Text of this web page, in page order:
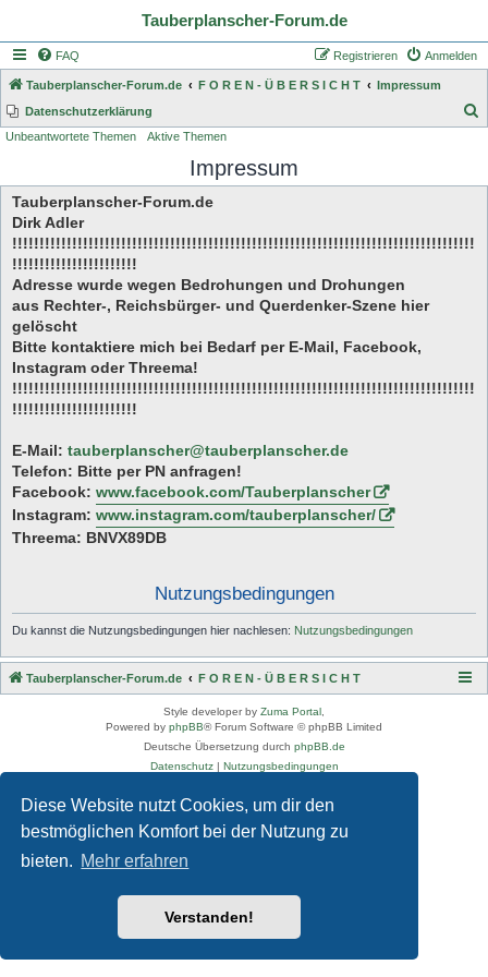
Diese Website nutzt Cookies, um dir den
bestmöglichen Komfort bei der Nutzung zu
bieten. Mehr erfahren
Verstanden!
Tauberplanscher-Forum.de
FAQ Anmelden
Registrieren
Tauberplanscher-Forum.de F O R E N - Ü B E R S I C H T
Impressum
Datenschutzerklärung
h
Unbeantwortete Themen Aktive Themen
Impressum
Tauberplanscher-Forum.de
Dirk Adler
!!!!!!!!!!!!!!!!!!!!!!!!!!!!!!!!!!!!!!!!!!!!!!!!!!!!!!!!!!!!!!!!!!!!!!!!!!!!!!!!!!!!!
!!!!!!!!!!!!!!!!!!!!!!!
Adresse wurde wegen Bedrohungen und Drohungen
aus Rechter-, Reichsbürger- und Querdenker-Szene hier
gelöscht
Bitte kontaktiere mich bei Bedarf per E-Mail, Facebook,
Instagram oder Threema!
!!!!!!!!!!!!!!!!!!!!!!!!!!!!!!!!!!!!!!!!!!!!!!!!!!!!!!!!!!!!!!!!!!!!!!!!!!!!!!!!!!!!!
!!!!!!!!!!!!!!!!!!!!!!!
E-Mail: tauberplanscher@tauberplanscher.de
Telefon: Bitte per PN anfragen!
Facebook: www.facebook.com/Tauberplanscher
Instagram: www.instagram.com/tauberplanscher/
Threema: BNVX89DB
Nutzungsbedingungen
Du kannst die Nutzungsbedingungen hier nachlesen: Nutzungsbedingungen
Tauberplanscher-Forum.de F O R E N - Ü B E R S I C H T
Style developer by Zuma Portal
Powered by phpBB® Forum Software © phpBB Limited
Deutsche Übersetzung durch phpBB.de
Datenschutz| Nutzungsbedingungen